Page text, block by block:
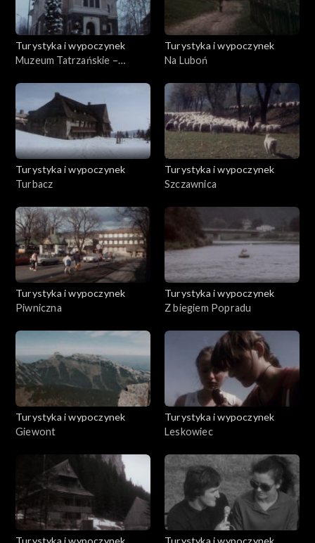
Turystyka i wypoczynek
Muzeum Tatrzańskie –
Turystyka i wypoczynek
Na Luboń
Turystyka i wypoczynek
Turbacz
Turystyka i wypoczynek
Szczawnica
Turystyka i wypoczynek
Piwniczna
Turystyka i wypoczynek
Z biegiem Popradu
Turystyka i wypoczynek
Giewont
Turystyka i wypoczynek
Leskowiec